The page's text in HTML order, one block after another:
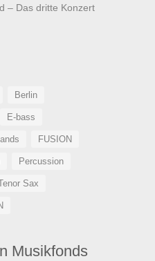
– Das dritte Konzert
Berlin
E-bass
FUSION
Percussion
Sax
Musikfonds